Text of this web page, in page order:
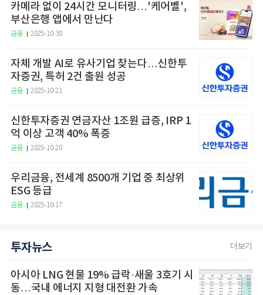
카메라 없이 24시간 모니터링…'케어벨',
부산은행 앱에서 만난다
금융 2025-10-30
자체 개발 AI로 유사기업 찾는다…신한투
자증권, 특허 2건 출원 성공
금융 2025-10-21
신한투자증권 연금자산 1조원 급증, IRP 1
억 이상 고객 40% 폭증
금융 2025-10-20
우리금융, 전세계 8500개 기업 중 최상위
ESG 등급
금융 2025-10-17
투자뉴스 더보기
아시아 LNG 현물 19% 급락·새울 3호기 시
동…국내 에너지 지형 대전환 가속